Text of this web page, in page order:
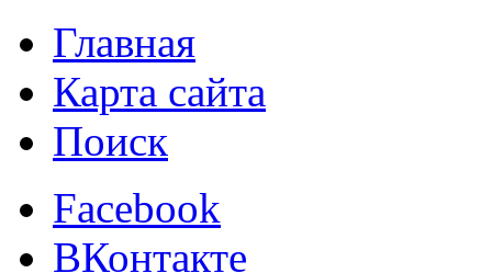
Главная
Карта сайта
Поиск
Facebook
ВКонтакте